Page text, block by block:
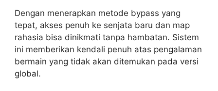
Dengan menerapkan metode bypass yang
tepat, akses penuh ke senjata baru dan map
rahasia bisa dinikmati tanpa hambatan. Sistem
ini memberikan kendali penuh atas pengalaman
bermain yang tidak akan ditemukan pada versi
global.